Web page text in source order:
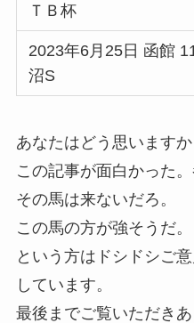
ＴＢ杯
2023年6月25日 函館
沼S
あなたはどう思いますか
この記事が面白かった。
その馬は来ないだろ。
この馬の方が強そうだ。
という方はドシドシご
しています。
最後までご覧いただき